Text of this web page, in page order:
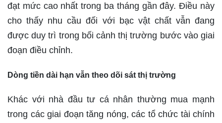
đạt mức cao nhất trong ba tháng gần đây. Điều này
cho thấy nhu cầu đối với bạc vật chất vẫn đang
được duy trì trong bối cảnh thị trường bước vào giai
đoạn điều chỉnh.
Dòng tiền dài hạn vẫn theo dõi sát thị trường
Khác với nhà đầu tư cá nhân thường mua mạnh
trong các giai đoạn tăng nóng, các tổ chức tài chính